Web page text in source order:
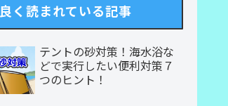
良く読まれている記事
テントの砂対策！海水浴な
どで実行したい便利対策７
つのヒント！